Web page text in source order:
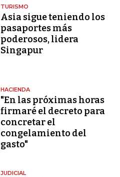
TURISMO
Asia sigue teniendo los
pasaportes más
poderosos, lidera
Singapur
HACIENDA
"En las próximas horas
firmaré el decreto para
concretar el
congelamiento del
gasto"
JUDICIAL